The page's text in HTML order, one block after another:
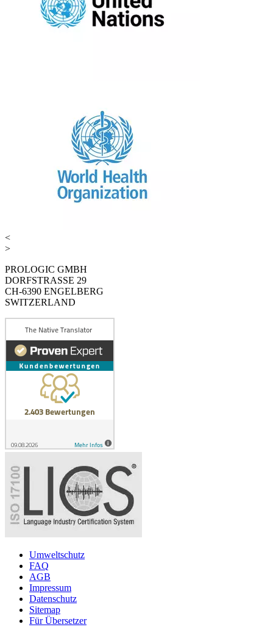
<
>
PROLOGIC GMBH
DORFSTRASSE 29
CH-6390 ENGELBERG
SWITZERLAND
Umweltschutz
FAQ
AGB
Impressum
Datenschutz
Sitemap
Für Übersetzer